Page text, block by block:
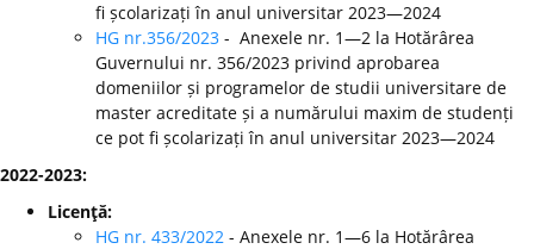
fi școlarizați în anul universitar 2023—2024
HG nr.356/2023 - Anexele nr. 1—2 la Hotărârea
Guvernului nr. 356/2023 privind aprobarea
domeniilor și programelor de studii universitare de
master acreditate și a numărului maxim de studenți
ce pot fi școlarizați în anul universitar 2023—2024
2022-2023:
Licenţă:
HG nr. 433/2022 - Anexele nr. 1—6 la Hotărârea